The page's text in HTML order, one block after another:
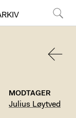
MODTAGER
Julius Løytved